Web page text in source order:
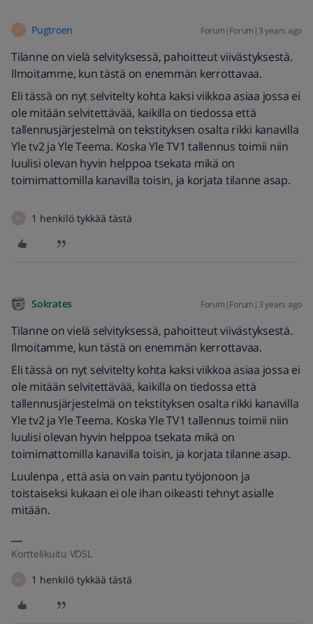
P Pugtroen Forum|Forum|3 years ago
Tilanne on vielä selvityksessä, pahoitteut viivästyksestä.
Ilmoitamme, kun tästä on enemmän kerrottavaa.
Eli tässä on nyt selvitelty kohta kaksi viikkoa asiaa jossa ei
ole mitään selvitettävää, kaikilla on tiedossa että
tallennusjärjestelmä on tekstityksen osalta rikki kanavilla
Yle tv2 ja Yle Teema. Koska Yle TV1 tallennus toimii niin
luulisi olevan hyvin helppoa tsekata mikä on
toimimattomilla kanavilla toisin, ja korjata tilanne asap.
1 henkilö tykkää tästä
Sokrates Forum|Forum|3 years ago
Tilanne on vielä selvityksessä, pahoitteut viivästyksestä.
Ilmoitamme, kun tästä on enemmän kerrottavaa.
Eli tässä on nyt selvitelty kohta kaksi viikkoa asiaa jossa ei
ole mitään selvitettävää, kaikilla on tiedossa että
tallennusjärjestelmä on tekstityksen osalta rikki kanavilla
Yle tv2 ja Yle Teema. Koska Yle TV1 tallennus toimii niin
luulisi olevan hyvin helppoa tsekata mikä on
toimimattomilla kanavilla toisin, ja korjata tilanne asap.
Luulenpa , että asia on vain pantu työjonoon ja
toistaiseksi kukaan ei ole ihan oikeasti tehnyt asialle
mitään.
Korttelikuitu VDSL
1 henkilö tykkää tästä